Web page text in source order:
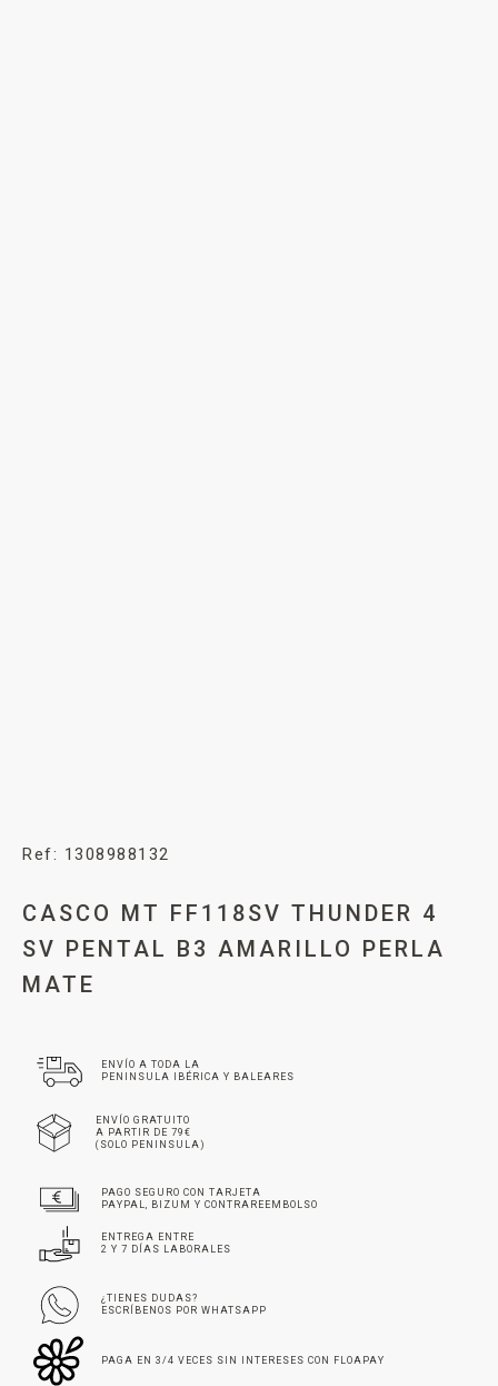
Ref: 1308988132
CASCO MT FF118SV THUNDER 4
SV PENTAL B3 AMARILLO PERLA
MATE
ENVÍO A TODA LA
PENINSULA IBÉRICA Y BALEARES
ENVÍO GRATUITO
A PARTIR DE 79€
(SOLO PENINSULA)
PAGO SEGURO CON TARJETA
PAYPAL, BIZUM Y CONTRAREEMBOLSO
ENTREGA ENTRE
2 Y 7 DÍAS LABORALES
¿TIENES DUDAS?
ESCRÍBENOS POR WHATSAPP
PAGA EN 3/4 VECES SIN INTERESES CON FLOAPAY